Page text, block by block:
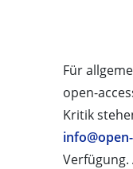
Für
open-
Kritik
Verfügung.